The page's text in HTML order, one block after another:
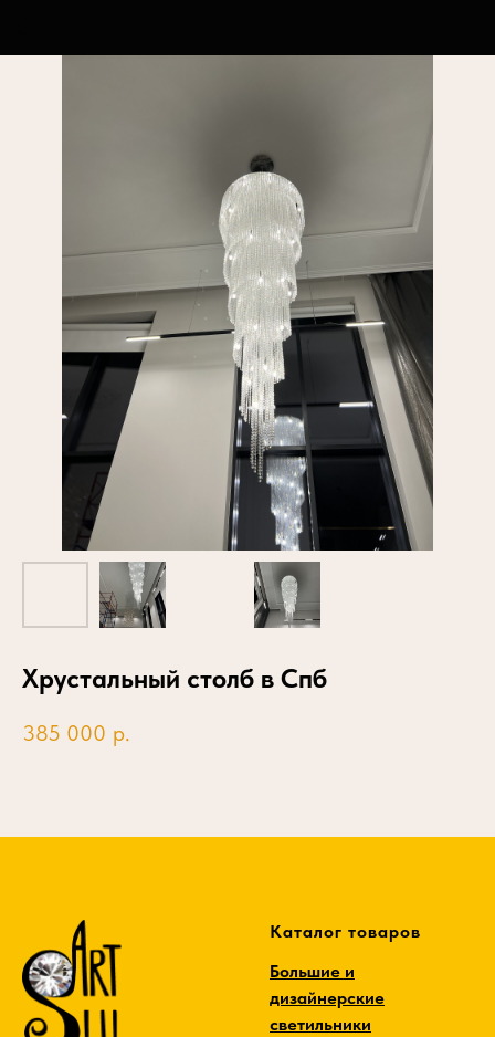
Хрустальный столб в Спб
385 000 р.
Каталог товаров
Большие и
дизайнерские
светильники